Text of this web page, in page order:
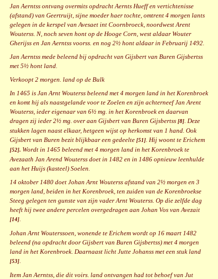
Jan Aerntss ontvang overmits opdracht Aernts Hueff en vertichtenisse
(afstand) van Geertruijt, sijne moeder haer tochte, omtrent 4 morgen lants
gelegen in de kerspel van Avesaet int Coornbroeck, noordwest Arent
Wouterss. N, noch seven hont op de Hooge Corn, west aldaar Wouter
Gherijss en Jan Aerntss voorss. en nog 2½ hont aldaar in Februarij 1492.
Jan Aerntss mede beleend bij opdracht van Gijsbert van Buren Gijsbertss
met 5½ hont land.
Verkoopt 2 morgen. land op de Bulk
In 1465 is Jan Arnt Wouterss beleend met 4 morgen land in het Korenbroek
en komt hij als naastgelande voor te Zoelen en zijn achterneef Jan Arent
Wouterss, ieder eigenaar van 6½ mg. in het Korenbroek en daarvan
dragen zij ieder 2½ mg. over aan Gijsbert van Buren Gijsbertss [8]. Deze
stukken lagen naast elkaar, hetgeen wijst op herkomst van 1 hand. Ook
Gijsbert van Buren bezit blijkbaar een gedeelte [51]. Hij woont te Erichem
[52]. Wordt in 1465 beleend met 4 morgen land in het Korenbroek te
Avezaath Jan Arend Wouterss doet in 1482 en in 1486 opnieuw leenhulde
aan het Huijs (kasteel) Soelen.
14 oktober 1480 doet Johan Arnt Wouterss afstand van 2½ morgen en 3
morgen land, beiden in het Korenbroek, ten zuiden van de Korenbroekse
Steeg gelegen ten gunste van zijn vader Arnt Wouterss. Op die zelfde dag
heeft hij twee andere percelen overgedragen aan Johan Vos van Avezait
[14].
Johan Arnt Wouterssoen, wonende te Erichem wordt op 16 maart 1482
beleend (na opdracht door Gijsbert van Buren Gijsbertss) met 4 morgen
land in het Korenbroek. Daarnaast licht Jutte Johanss met een stuk land
[53].
Item Jan Aerntss, die dit voirs. land ontvangen had tot behoef van Jut